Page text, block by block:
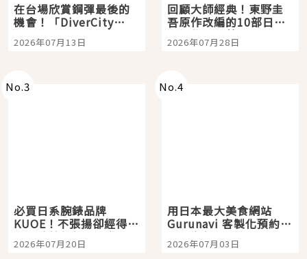
在台場欣賞鋼彈最後的
機會！「DiverCity
Tokyo Plaza」搭船、
購物、美食及夜景，一
2026年07月13日
回顧大師經典！東野圭
吾原作改編的10部日本
影視作品推薦
2026年07月28日
No.3
必買日系腕錶品牌
KUOE！不張揚卻經得起
時間洗鍊的經典之作五
選
2026年07月20日
No.4
用日本最大美食網站
Gurunavi 客製化預約九
大都市餐廳，打造專屬
美食體驗！
2026年07月03日